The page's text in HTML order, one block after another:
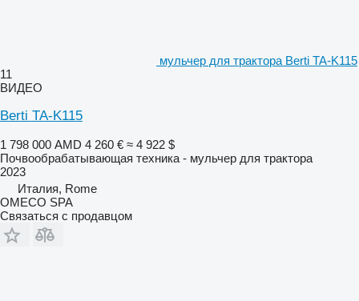
мульчер для трактора Berti TA-K115
11
ВИДЕО
Berti TA-K115
1 798 000 AMD 4 260 € ≈ 4 922 $
Почвообрабатывающая техника - мульчер для трактора
2023
Италия, Rome
OMECO SPA
Связаться с продавцом